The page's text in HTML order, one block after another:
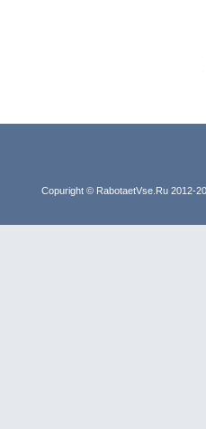
Copuright © RabotaetVse.Ru 2012-